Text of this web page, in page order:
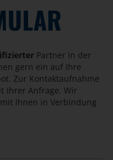
Partner in der
gern ein auf Ihre
Zur Kontaktaufnahme
Ihrer Anfrage. Wir
Ihnen in Verbindung